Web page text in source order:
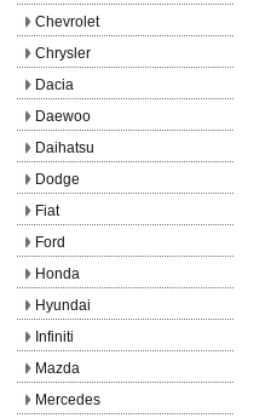
Chevrolet
Chrysler
Dacia
Daewoo
Daihatsu
Dodge
Fiat
Ford
Honda
Hyundai
Infiniti
Mazda
Mercedes